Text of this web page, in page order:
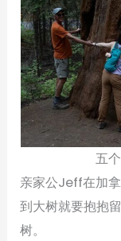
五
亲家公Jeff在加
到大树就要抱抱
树。